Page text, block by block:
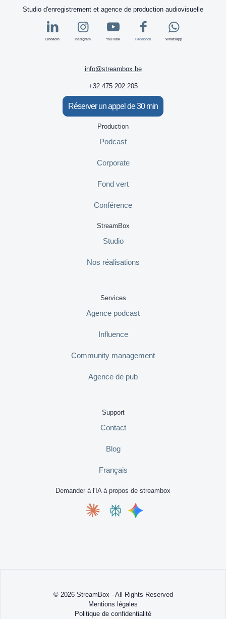
Studio d'enregistrement et agence de production audiovisuelle
LindedIn Instagram YouTube Facebook Whatsapp
info@streambox.be
+32 475 202 205
Réserver un appel de 30 min
Production
Podcast
Corporate
Fond vert
Conférence
StreamBox
Studio
Nos réalisations
Services
Agence podcast
Influence
Community management
Agence de pub
Support
Contact
Blog
Français
Demander à l'IA à propos de streambox
© 2026 StreamBox - All Rights Reserved
Mentions légales
Politique de confidentialité